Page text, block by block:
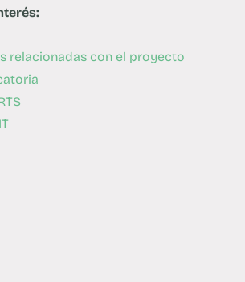
relacionadas con el proyecto